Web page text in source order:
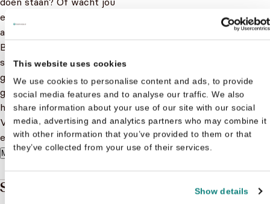
This website uses cookies
We use cookies to personalise content and ads, to provide
social media features and to analyse our traffic. We also
share information about your use of our site with our social
media, advertising and analytics partners who may combine it
with other information that you’ve provided to them or that
they’ve collected from your use of their services.
Show details
een gruwelijke dood
als gladiator?
Baan je een weg door dit
spannende avontuur en
gebruik je kennis van de
geschiedenis om te bepalen
hoe het verhaal verloopt.
Volbreng de missie en word
een geschiedenis genie!
Meer lezen
Specificaties